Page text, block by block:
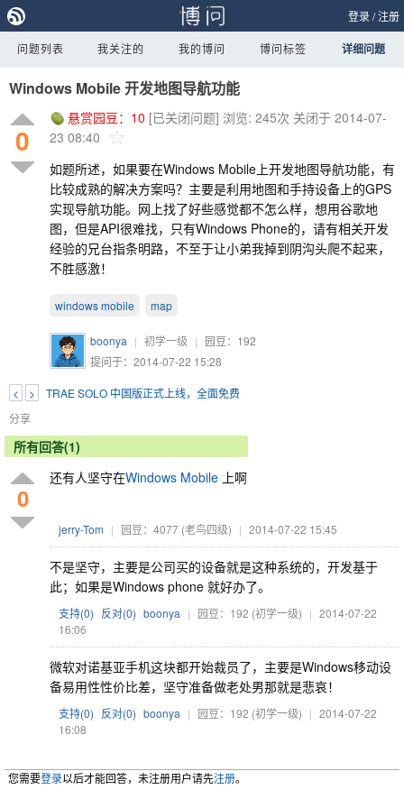
登录/注册
问题列表 我关注的 我的博问 博问标签 详细问题
Windows Mobile 开发地图导航功能
0
悬赏园豆： 10 [已关闭问题] 浏览: 245次 关闭于 2014-07-
23 08:40
如题所述，如果要在Windows Mobile上开发地图导航功能，有
比较成熟的解决方案吗？主要是利用地图和手持设备上的GPS
实现导航功能。网上找了好些感觉都不怎么样，想用谷歌地
图，但是API很难找，只有Windows Phone的，请有相关开发
经验的兄台指条明路，不至于让小弟我掉到阴沟头爬不起来，
不胜感激！
windows mobile map
boonya | 初学一级 | 园豆： 192
提问于：2014-07-22 15:28
< >
TRAE SOLO 中国版正式上线，全面免费
分享
所有回答(1)
0
还有人坚守在Windows Mobile 上啊
jerry-Tom | 园豆：4077 (老鸟四级) | 2014-07-22 15:45
不是坚守，主要是公司买的设备就是这种系统的，开发基于
此；如果是Windows phone 就好办了。
支持(0) 反对(0) boonya | 园豆：192 (初学一级) | 2014-07-22
16:06
微软对诺基亚手机这块都开始裁员了，主要是Windows移动设
备易用性性价比差，坚守准备做老处男那就是悲哀！
支持(0) 反对(0) boonya | 园豆：192 (初学一级) | 2014-07-22
16:08
您需要登录以后才能回答，未注册用户请先注册。